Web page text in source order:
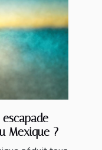
Mexique ?